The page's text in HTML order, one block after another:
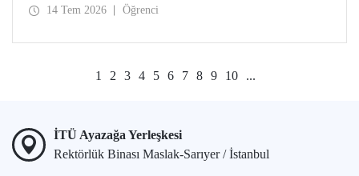
protokolü, üstün yetenekli lise öğrencilerini “araştırma
14 Tem 2026 Öğrenci
1 2 3 4 5 6 7 8 9 10 ...
İTÜ Ayazağa Yerleşkesi
Rektörlük Binası Maslak-Sarıyer / İstanbul